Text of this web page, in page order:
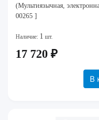
(Мультиязычная,
00265 ]
Наличие: 1 шт.
17 720 ₽
В